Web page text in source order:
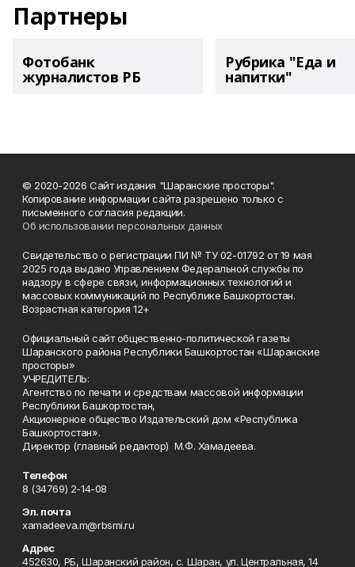
Партнеры
Фотобанк
журналистов РБ
Рубрика "Еда и
напитки"
© 2020-2026 Сайт издания "Шаранские просторы".
Копирование информации сайта разрешено только с
письменного согласия редакции.
Об использовании персональных данных
Свидетельство о регистрации ПИ № ТУ 02-01792 от 19 мая
2025 года выдано Управлением Федеральной службы по
надзору в сфере связи, информационных технологий и
массовых коммуникаций по Республике Башкортостан.
Возрастная категория 12+
Официальный сайт общественно-политической газеты
Шаранского района Республики Башкортостан «Шаранские
просторы»
УЧРЕДИТЕЛЬ:
Агентство по печати и средствам массовой информации
Республики Башкортостан,
Акционерное общество Издательский дом «Республика
Башкортостан».
Директор (главный редактор) М.Ф. Хамадеева.
Телефон
8 (34769) 2-14-08
Эл. почта
xamadeeva.m@rbsmi.ru
Адрес
452630, РБ, Шаранский район, с. Шаран, ул. Центральная, 14